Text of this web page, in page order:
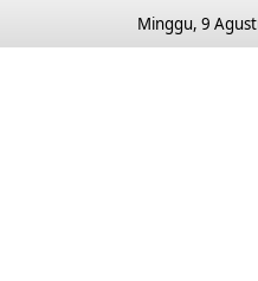
Minggu, 9